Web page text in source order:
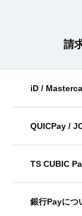
請
iD /
QUICPay /
TS CUBIC
銀行Payにつ